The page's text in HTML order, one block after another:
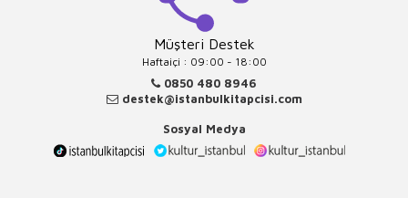
Müşteri Destek
Haftaiçi : 09:00 - 18:00
0850 480 8946
destek@istanbulkitapcisi.com
Sosyal Medya